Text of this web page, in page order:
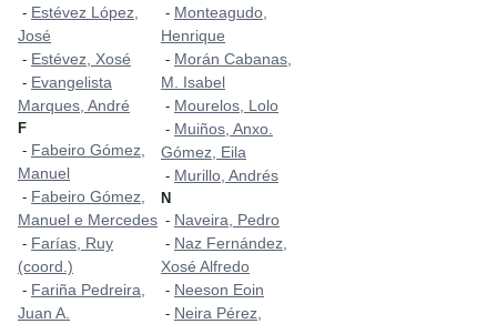
- Estévez López,
José
- Estévez, Xosé
- Evangelista
Marques, André
F
- Fabeiro Gómez,
Manuel
- Fabeiro Gómez,
Manuel e Mercedes
- Farías, Ruy
(coord.)
- Fariña Pedreira,
Juan A.
- Monteagudo,
Henrique
- Morán Cabanas,
M. Isabel
- Mourelos, Lolo
- Muiños, Anxo.
Gómez, Eila
- Murillo, Andrés
N
- Naveira, Pedro
- Naz Fernández,
Xosé Alfredo
- Neeson Eoin
- Neira Pérez,